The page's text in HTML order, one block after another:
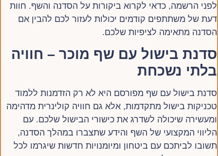
לפני הרשמה, כדאי לקרוא ביקורות על הסדנה והשף. חוות
דעת של משתתפים קודמים יכולות לעזור לכם להבין אם
הסדנה מתאימה לציפיות שלכם.
סדנת בישול עם שף מוכר – חוויה
בלתי נשכחת
סדנת בישול עם שף מפורסם היא לא רק הזדמנות ללמוד
טכניקות בישול מתקדמות, אלא גם חוויה קולינרית מדהימה
ומעשירה שיכולה לשדרג את כישורי הבישול שלכם. עם
הליווי המקצועי של השף והידע שתצברו במהלך הסדנה,
תשובו לביתכם עם ביטחון ומיומנויות חדשות שיגרמו לכל